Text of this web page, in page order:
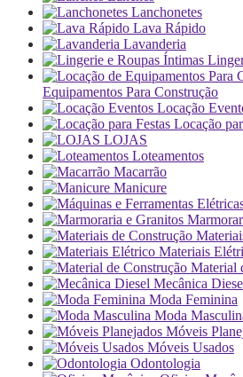
Lanchonetes
Lava Rápido
Lavanderia
Equipamentos Para Construção
Locação
Locação
LOJAS
Loteamentos
Macarrão
Manicure
Materiais
Material
Mecânica
Moda Feminina
Moda
Móveis
Móveis Usados
Odontologia